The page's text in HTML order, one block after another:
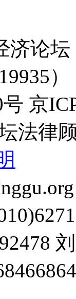
济论
）
京
法律